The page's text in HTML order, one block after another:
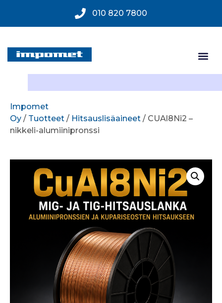
010 820 7800
Impomet
Oy / Tuotteet / Hitsauslisäaineet / CUAl8Ni2 –
nikkeli-alumiinipronssi